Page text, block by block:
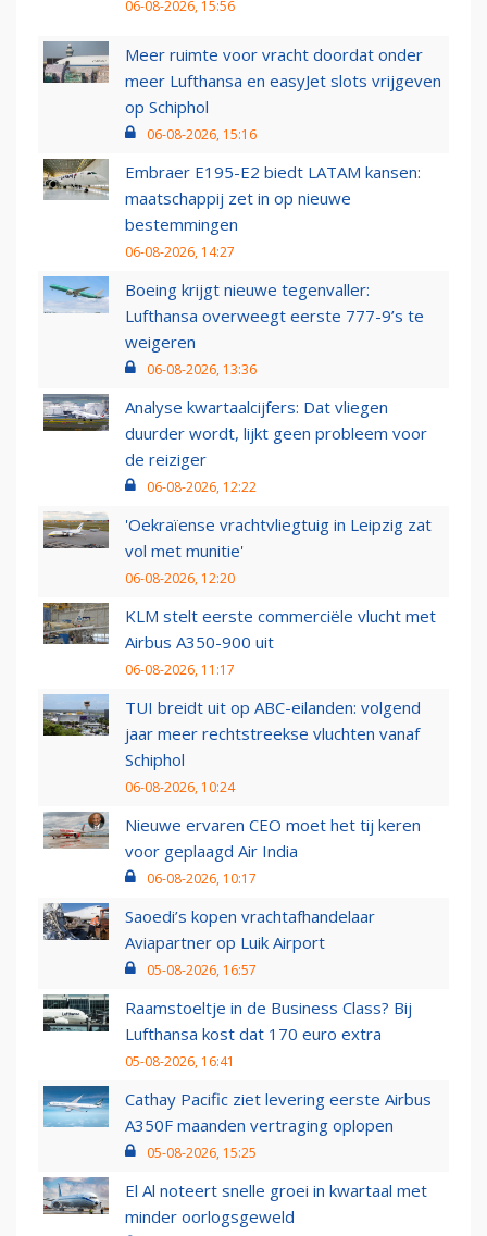
06-08-2026, 15:56
Meer ruimte voor vracht doordat onder
meer Lufthansa en easyJet slots vrijgeven
op Schiphol
06-08-2026, 15:16
Embraer E195-E2 biedt LATAM kansen:
maatschappij zet in op nieuwe
bestemmingen
06-08-2026, 14:27
Boeing krijgt nieuwe tegenvaller:
Lufthansa overweegt eerste 777-9’s te
weigeren
06-08-2026, 13:36
Analyse kwartaalcijfers: Dat vliegen
duurder wordt, lijkt geen probleem voor
de reiziger
06-08-2026, 12:22
'Oekraïense vrachtvliegtuig in Leipzig zat
vol met munitie'
06-08-2026, 12:20
KLM stelt eerste commerciële vlucht met
Airbus A350-900 uit
06-08-2026, 11:17
TUI breidt uit op ABC-eilanden: volgend
jaar meer rechtstreekse vluchten vanaf
Schiphol
06-08-2026, 10:24
Nieuwe ervaren CEO moet het tij keren
voor geplaagd Air India
06-08-2026, 10:17
Saoedi’s kopen vrachtafhandelaar
Aviapartner op Luik Airport
05-08-2026, 16:57
Raamstoeltje in de Business Class? Bij
Lufthansa kost dat 170 euro extra
05-08-2026, 16:41
Cathay Pacific ziet levering eerste Airbus
A350F maanden vertraging oplopen
05-08-2026, 15:25
El Al noteert snelle groei in kwartaal met
minder oorlogsgeweld